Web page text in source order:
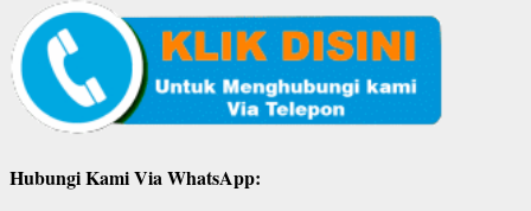
Hubungi Kami Via WhatsApp: